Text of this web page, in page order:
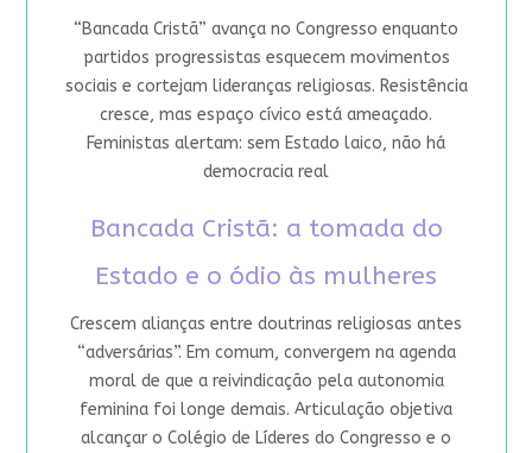
“Bancada Cristã” avança no Congresso enquanto
partidos progressistas esquecem movimentos
sociais e cortejam lideranças religiosas. Resistência
cresce, mas espaço cívico está ameaçado.
Feministas alertam: sem Estado laico, não há
democracia real
Bancada Cristã: a tomada do
Estado e o ódio às mulheres
Crescem alianças entre doutrinas religiosas antes
“adversárias”. Em comum, convergem na agenda
moral de que a reivindicação pela autonomia
feminina foi longe demais. Articulação objetiva
alcançar o Colégio de Líderes do Congresso e o